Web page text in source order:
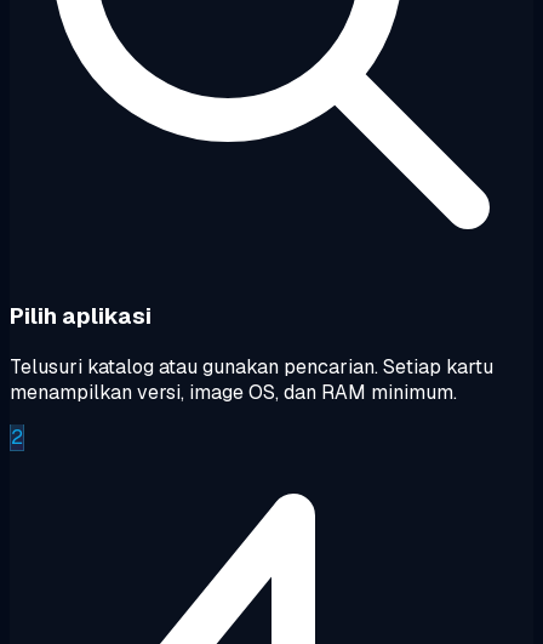
Pilih aplikasi
Telusuri katalog atau gunakan pencarian. Setiap kartu
menampilkan versi, image OS, dan RAM minimum.
2